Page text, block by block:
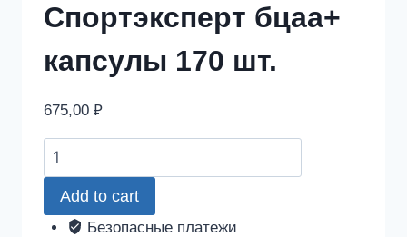
Спортэксперт бцаа+
капсулы 170 шт.
675,00 ₽
Спортэксперт
бцаа+
капсулы
170
Add to cart
Безопасные платежи